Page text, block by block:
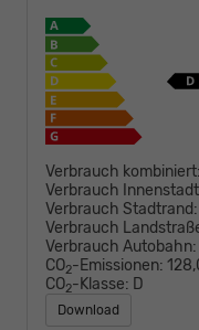
Verbrauch kombiniert:
Verbrauch
Verbrauch Stadtrand:
Verbrauch
Verbrauch Autobahn:
CO2-Emissionen:
CO2-Klasse: D
Download